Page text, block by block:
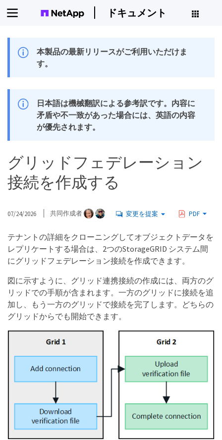
ドキュメント
本製品の最新リリースがご利用いただけま
す。
日本語は機械翻訳による参考訳です。内容に
矛盾や不一致があった場合には、英語の内容
が優先されます。
グリッドフェデレーション
接続を作成する
07/24/2026 共同作成者 変更を提案 PDF
テナントの詳細をクローニングしてオブジェクトデータを
レプリケートする場合は、2つのStorageGRID システム間
にグリッドフェデレーション接続を作成できます。
図に示すように、グリッド連携接続の作成には、両方のグ
リッドでの手順が含まれます。一方のグリッドに接続を追
加し、もう一方のグリッドで接続を完了します。どちらの
グリッドからでも開始できます。